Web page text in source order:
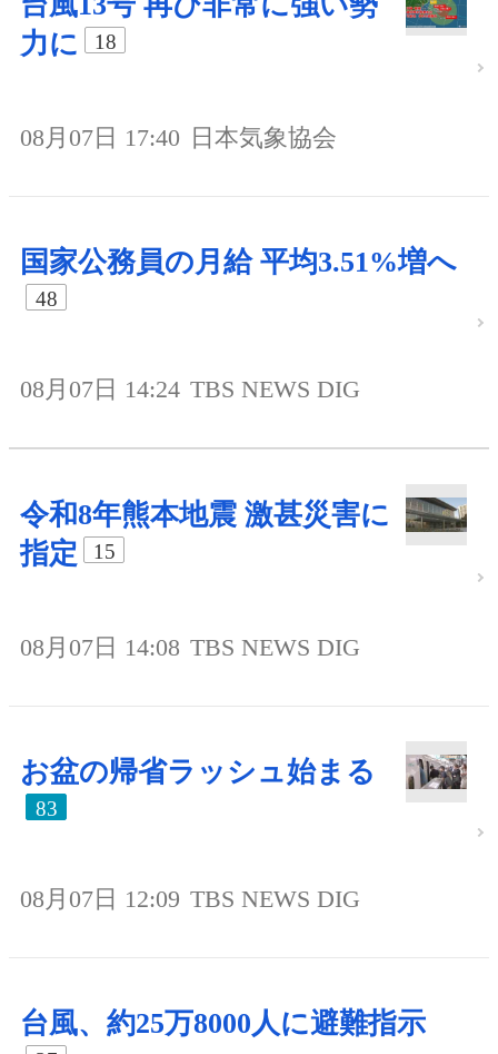
力に
18
08月07日 17:40 日本気象協会
国家公務員の月給 平均3.51%増へ
48
08月07日 14:24 TBS NEWS DIG
令和8年熊本地震 激甚災害に
指定
15
08月07日 14:08 TBS NEWS DIG
お盆の帰省ラッシュ始まる
83
08月07日 12:09 TBS NEWS DIG
台風、約25万8000人に避難指示